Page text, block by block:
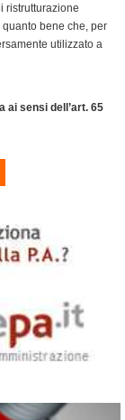
ristrutturazione
quanto bene che, per
utilizzato a
ai sensi dell’art. 65